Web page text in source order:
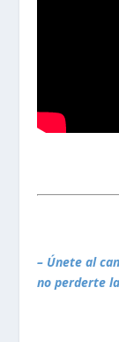
– Únete al
no perderte